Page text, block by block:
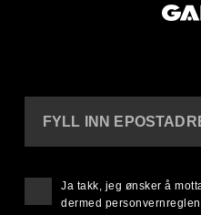
FYLL INN
Ja takk, jeg ønsker å
dermed